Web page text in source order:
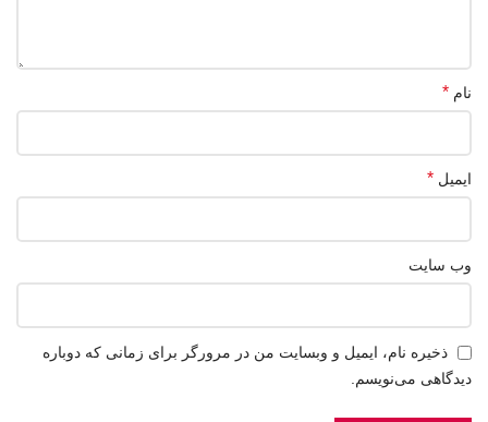
نام *
ایمیل *
وب‌ سایت
ذخیره نام، ایمیل و وبسایت من در مرورگر برای زمانی که دوباره
دیدگاهی می‌نویسم.